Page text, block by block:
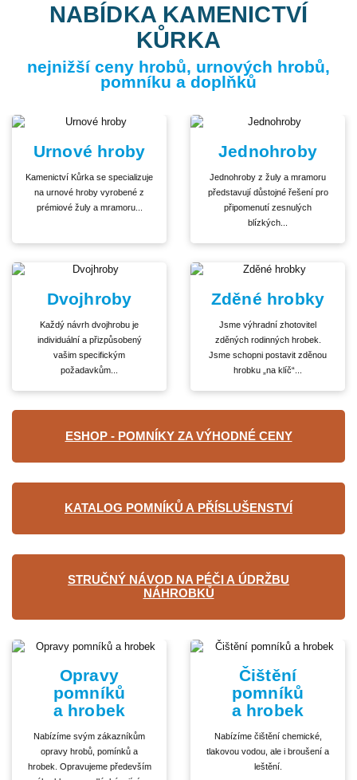
NABÍDKA KAMENICTVÍ
KŮRKA
nejnižší ceny hrobů, urnových hrobů,
pomníku a doplňků
Urnové hroby
Kamenictví Kůrka se specializuje
na urnové hroby vyrobené z
prémiové žuly a mramoru...
Jednohroby
Jednohroby z žuly a mramoru
představují důstojné řešení pro
připomenutí zesnulých
blízkých...
Dvojhroby
Každý návrh dvojhrobu je
individuální a přizpůsobený
vašim specifickým
požadavkům...
Zděné hrobky
Jsme výhradní zhotovitel
zděných rodinných hrobek.
Jsme schopni postavit zděnou
hrobku „na klíč“...
ESHOP - POMNÍKY ZA VÝHODNÉ CENY
KATALOG POMNÍKŮ A PŘÍSLUŠENSTVÍ
STRUČNÝ NÁVOD NA PÉČI A ÚDRŽBU
NÁHROBKŮ
Opravy
pomníků
a hrobek
Nabízíme svým zákazníkům
opravy hrobů, pomínků a
hrobek. Opravujeme především
Čištění
pomníků
a hrobek
Nabízíme čištění chemické,
tlakovou vodou, ale i broušení a
leštění.